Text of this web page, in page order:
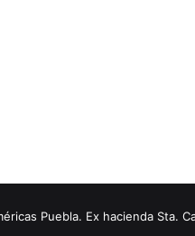
Puebla. Ex hacienda Sta.